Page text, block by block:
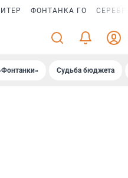
ФОНТАНКА ГО
Судьба бюджета